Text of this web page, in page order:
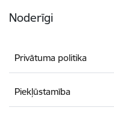
Noderīgi
Privātuma politika
Piekļūstamība